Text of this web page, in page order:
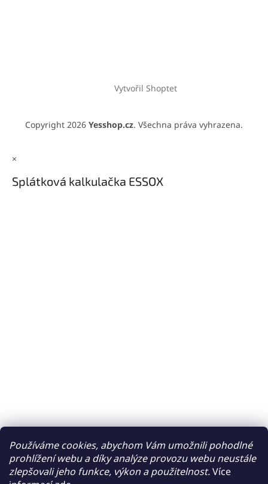
Používáme cookies, abychom Vám umožnili pohodlné
prohlížení webu a díky analýze provozu webu neustále
zlepšovali jeho funkce, výkon a použitelnost.Více
Vytvořil Shoptet
Copyright 2026 Yesshop.cz. Všechna práva vyhrazena.
×
Splátková kalkulačka ESSOX